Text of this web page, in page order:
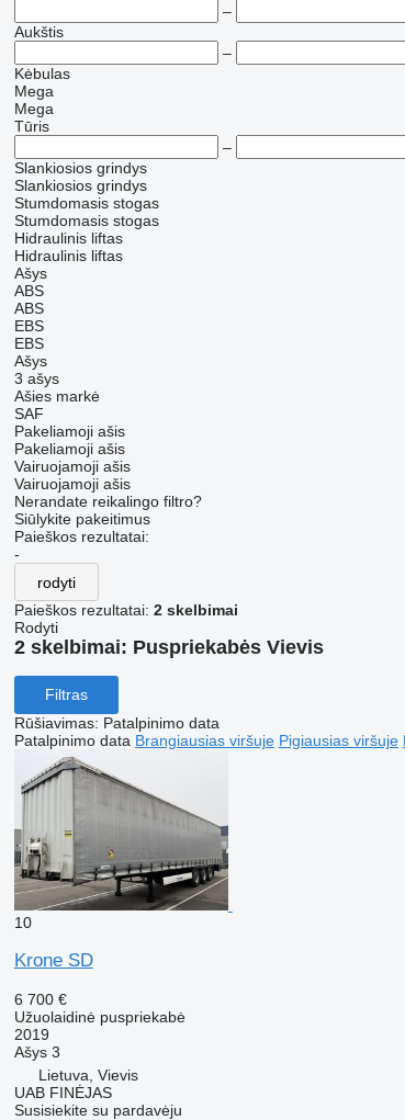
–
Aukštis
–
Kėbulas
Mega
Mega
Tūris
–
Slankiosios grindys
Slankiosios grindys
Stumdomasis stogas
Stumdomasis stogas
Hidraulinis liftas
Hidraulinis liftas
Ašys
ABS
ABS
EBS
EBS
Ašys
3 ašys
Ašies markė
SAF
Pakeliamoji ašis
Pakeliamoji ašis
Vairuojamoji ašis
Vairuojamoji ašis
Nerandate reikalingo filtro?
Siūlykite pakeitimus
Paieškos rezultatai:
-
rodyti
Paieškos rezultatai: 2 skelbimai
Rodyti
2 skelbimai: Puspriekabės Vievis
Filtras
Rūšiavimas: Patalpinimo data
Patalpinimo data Brangiausias viršuje Pigiausias viršuje
10
Krone SD
6 700 €
Užuolaidinė puspriekabė
2019
Ašys 3
Lietuva, Vievis
UAB FINĖJAS
Susisiekite su pardavėju